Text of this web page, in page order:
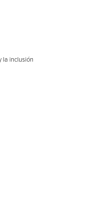
la inclusión